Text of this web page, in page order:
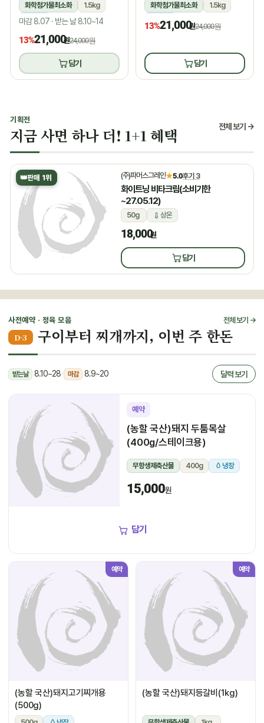
화학첨가물최소화
1.5kg
냉장
마감 8.07 · 받는 날 8.10~14
13%21,000원24,000원
담기
화학첨가물최소화
1.5kg
냉장
13%21,000원24,000원
담기
기획전
지금 사면 하나 더! 1+1 혜택 전체 보기 →
👑판매 1위 (주)파머스그레인★5.0후기 3
화이트닝 비타크림(소비기한
~27.05.12)
50g 상온
18,000원
담기
사전예약 · 정육 모음 전체 보기 →
D-3 구이부터 찌개까지, 이번 주 한돈
받는날 8.10~28· 마감 8.9~20 달력 보기
예약
(농할 국산)돼지 두툼목살
(400g/스테이크용)
무항생제축산물 400g 냉장
15,000원
담기
예약
(농할 국산)돼지고기찌개용
(500g)
예약
(농할 국산)돼지등갈비(1kg)